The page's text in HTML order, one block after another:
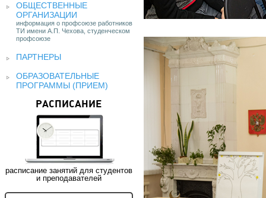
ОБЩЕСТВЕННЫЕ
ОРГАНИЗАЦИИ
информация о профсоюзе работников
ТИ имени А.П. Чехова, студенческом
профсоюзе
ПАРТНЕРЫ
ОБРАЗОВАТЕЛЬНЫЕ
ПРОГРАММЫ (ПРИЕМ)
РАСПИСАНИЕ
расписание занятий для студентов
и преподавателей